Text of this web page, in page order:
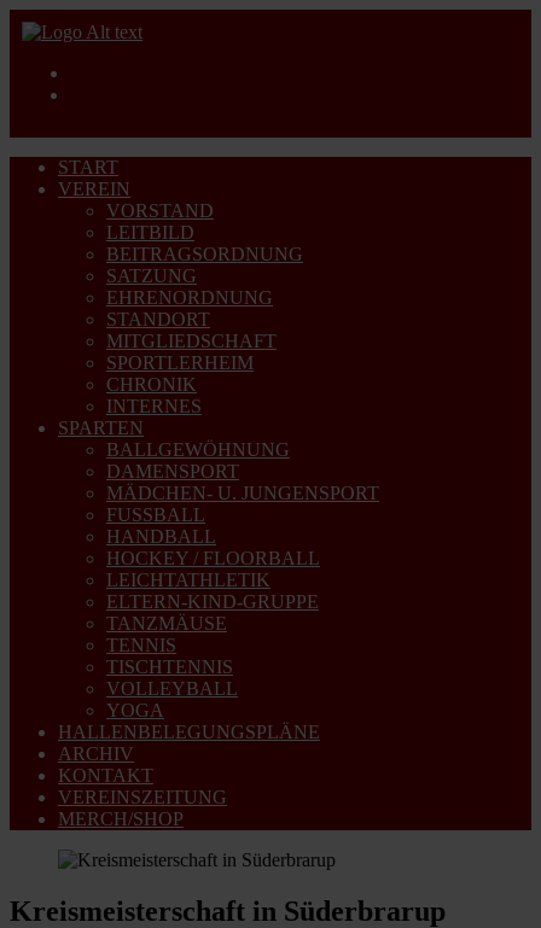
START
VEREIN
VORSTAND
LEITBILD
BEITRAGSORDNUNG
SATZUNG
EHRENORDNUNG
STANDORT
MITGLIEDSCHAFT
SPORTLERHEIM
CHRONIK
INTERNES
SPARTEN
BALLGEWÖHNUNG
DAMENSPORT
MÄDCHEN- U. JUNGENSPORT
FUSSBALL
HANDBALL
HOCKEY / FLOORBALL
LEICHTATHLETIK
ELTERN-KIND-GRUPPE
TANZMÄUSE
TENNIS
TISCHTENNIS
VOLLEYBALL
YOGA
HALLENBELEGUNGSPLÄNE
ARCHIV
KONTAKT
VEREINSZEITUNG
MERCH/SHOP
Kreismeisterschaft in Süderbrarup